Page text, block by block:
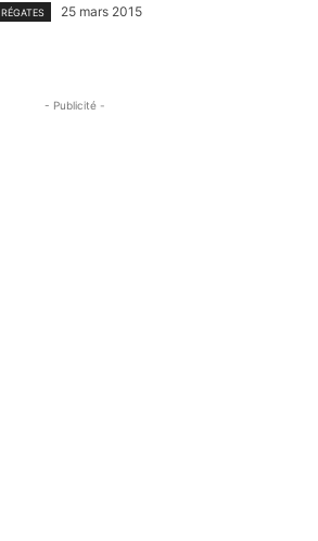
RÉGATES 25 mars 2015
- Publicité -